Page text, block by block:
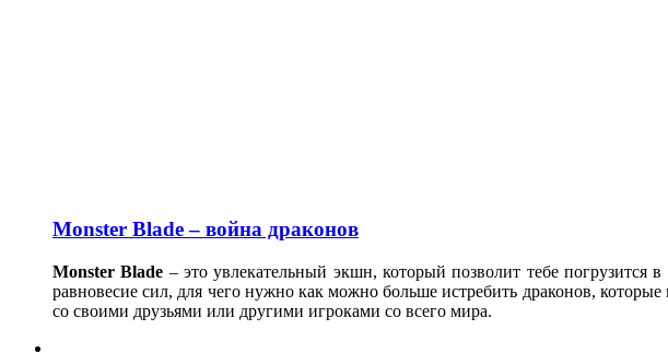
Monster Blade – война драконов
Monster Blade – это увлекательный экшн, который позволит тебе погрузится
равновесие сил, для чего нужно как можно больше истребить драконов,
со своими друзьями или другими игроками со всего мира.